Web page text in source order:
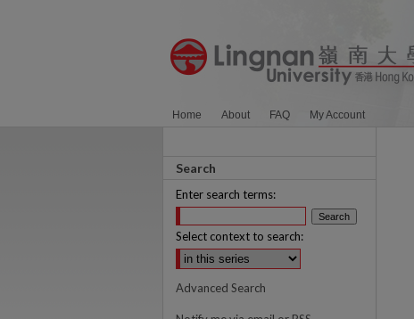
Home About FAQ My Account
Search
Enter search terms:
Select context to search:
Advanced Search